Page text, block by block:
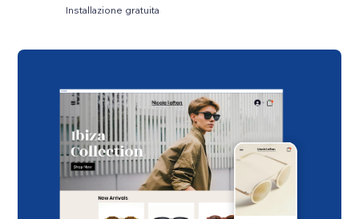
Installazione gratuita